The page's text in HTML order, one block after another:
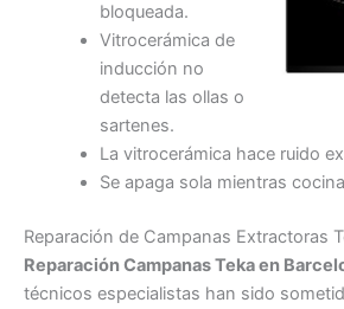
bloqueada.
Vitrocerámica de
inducción no
detecta las ollas o
sartenes.
La vitrocerámica hace ruido
Se apaga sola mientras
Reparación de Campanas Extractoras
Reparación Campanas Teka en
técnicos especialistas han sido